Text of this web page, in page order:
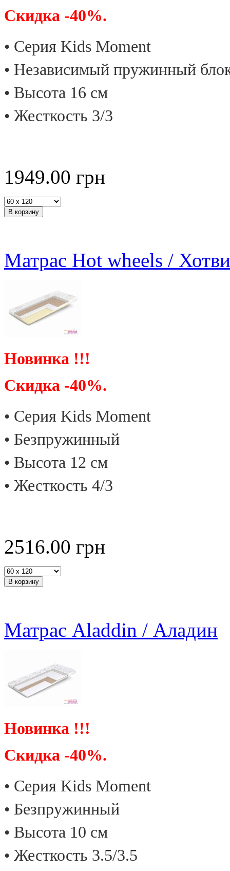
Скидка -40%.
• Cерия Kids Moment
• Независимый пружинный
• Высота 16 см
• Жесткость 3/3
1949.00 грн
Матрас Hot wheels /
Новинка !!!
Скидка -40%.
• Cерия Kids Moment
• Безпружинный
• Высота 12 см
• Жесткость 4/3
2516.00 грн
Матрас Aladdin / Аладин
Новинка !!!
Скидка -40%.
• Cерия Kids Moment
• Безпружинный
• Высота 10 см
• Жесткость 3.5/3.5